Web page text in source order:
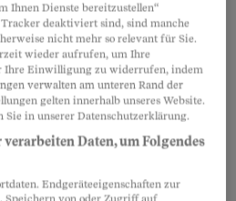
immer im obersten Stock,
Hier findet täglich
festgeschriebenen Rollen
legt ein kaputtes
Die
lächelt (mit Blick
Stirn
(mit Blick auf das
Ihnen Dienste bereitzustellen“
deaktiviert sind, sind manche
nicht mehr so relevant für Sie.
wieder aufrufen, um Ihre
Ihre Einwilligung zu widerrufen, indem
verwalten am unteren Rand der
gelten innerhalb unseres Website.
in unserer Datenschutzerklärung.
Daten, um Folgendes
Endgeräteeigenschaften zur